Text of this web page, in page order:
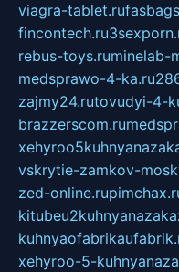
viagra-tablet.ru
fincontech.ru
rebus-toys.ruminelab-
medsprawo-4-ka.ru
zajmy24.rutovudyi-4-
brazzerscom.ru
vskrytie-zamkov-
zed-online.ru
xehyroo-5-